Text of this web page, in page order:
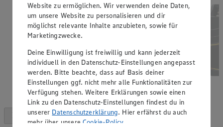
Website zu ermöglichen. Wir verwenden deine Daten,
um unsere Website zu personalisieren und dir
möglichst relevante Inhalte anzubieten, sowie für
Marketingzwecke.
Deine Einwilligung ist freiwillig und kann jederzeit
individuell in den Datenschutz-Einstellungen angepasst
werden. Bitte beachte, dass auf Basis deiner
Einstellungen ggf. nicht mehr alle Funktionalitäten zur
Verfügung stehen. Weitere Erklärungen sowie einen
Link zu den Datenschutz-Einstellungen findest du in
unserer Datenschutzerklärung. Hier erfährst du auch
mehr über unsereCookie-Policy.